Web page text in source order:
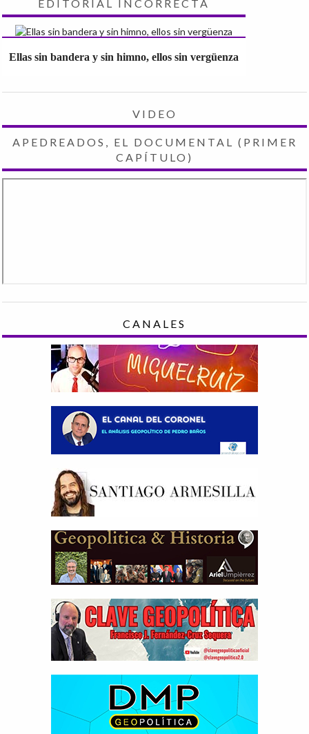
EDITORIAL INCORRECTA
Ellas sin bandera y sin himno, ellos sin vergüenza
VIDEO
APEDREADOS, EL DOCUMENTAL (PRIMER
CAPÍTULO)
CANALES